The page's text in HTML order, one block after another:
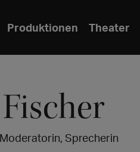
Produktionen Theater
Sprecherin